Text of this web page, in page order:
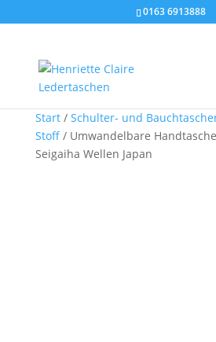
0163 6913888
Start/ Schulter- und
Stoff/ Umwandelbare
Seigaiha Wellen Japan